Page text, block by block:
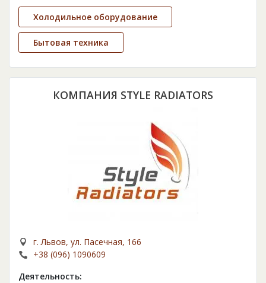
Холодильное оборудование
Бытовая техника
КОМПАНИЯ STYLE RADIATORS
г. Львов, ул. Пасечная, 166
+38 (096) 1090609
Деятельность: